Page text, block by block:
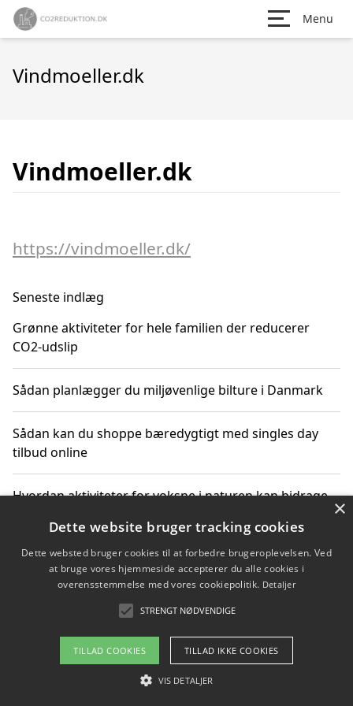
Menu
Vindmoeller.dk
Vindmoeller.dk
https://vindmoeller.dk/
Seneste indlæg
Grønne aktiviteter for hele familien der reducerer
CO2-udslip
Sådan planlægger du miljøvenlige bilture i Danmark
Sådan kan du shoppe bæredygtigt med singles day
tilbud online
Hvordan aktiviteter for voksne i naturen kan bidrage
Sådan planlægger du dine vigtige datoer for CO2-
reduktion
Copyright 2026 - Pilanto Aps
Om / kontakt
×
Dette website bruger tracking cookies
Dette websted bruger cookies til at forbedre brugeroplevelsen. Ved
at bruge vores hjemmeside accepterer du alle cookies i
overensstemmelse med vores cookiepolitik. Detaljer
STRENGT NØDVENDIGE
TILLAD COOKIES TILLAD IKKE COOKIES
VIS DETALJER